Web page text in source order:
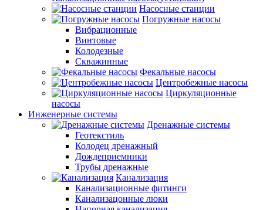
Насосные станции
Погружные насосы
Вибрационные
Винтовые
Колодезные
Скважинные
Фекальные насосы
Центробежные насосы
Циркуляционные
насосы
Инженерные системы
Дренажные системы
Геотекстиль
Колодец дренажный
Дождеприемники
Трубы дренажные
Канализация
Канализационные фитинги
Канализацонные люки